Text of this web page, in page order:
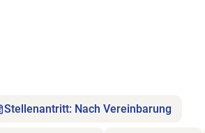
Stellenantritt: Nach Vereinbarung